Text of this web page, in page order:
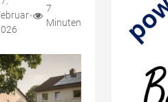
•
7
Minuten